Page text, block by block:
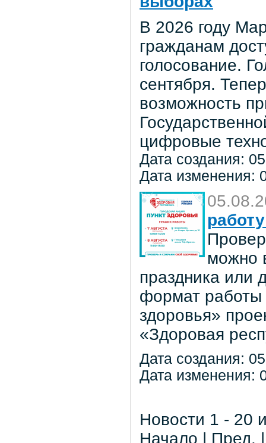
В 2026 году
гражданам
голосование.
сентября.
возможность
цифровые
Дата создания:
Дата изменения:
можно
праздника или
формат работы
здоровья»
«Здоровая
Дата создания:
Дата изменения:
Новости 1 - 20
Начало | Пред.